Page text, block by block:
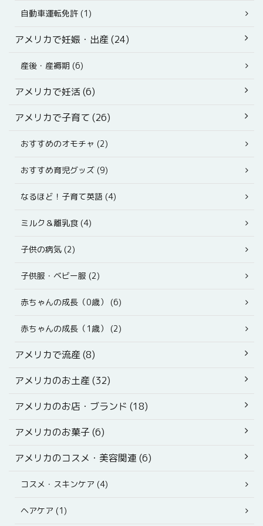
自動車運転免許 (1)
アメリカで妊娠・出産 (24)
産後・産褥期 (6)
アメリカで妊活 (6)
アメリカで子育て (26)
おすすめのオモチャ (2)
おすすめ育児グッズ (9)
なるほど！子育て英語 (4)
ミルク＆離乳食 (4)
子供の病気 (2)
子供服・ベビー服 (2)
赤ちゃんの成長（0歳） (6)
赤ちゃんの成長（1歳） (2)
アメリカで流産 (8)
アメリカのお土産 (32)
アメリカのお店・ブランド (18)
アメリカのお菓子 (6)
アメリカのコスメ・美容関連 (6)
コスメ・スキンケア (4)
ヘアケア (1)